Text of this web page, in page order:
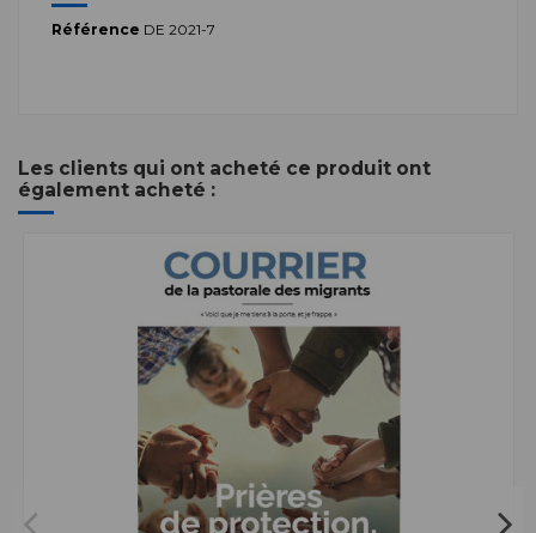
Référence DE 2021-7
Les clients qui ont acheté ce produit ont
également acheté :